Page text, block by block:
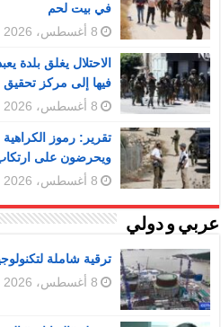
في بيت لحم
8 أغسطس، 2026
الاحتلال يغلق بلدة
فيها إلى مركز تحقيق
8 أغسطس، 2026
تقرير: رموز
ويحرضون على
8 أغسطس، 2026
عربي و دولي
ترقية شاملة
8 أغسطس، 2026